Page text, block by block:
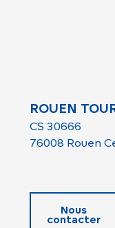
ROUEN
CS 30666
76008 Rouen
Nous
contacter